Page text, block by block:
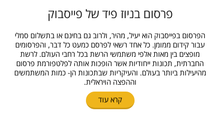
פרסום בניוז פיד של פייסבוק
הפרסום בפייסבוק הוא יעיל, מהיר, ולרוב גם בחינם או בתשלום סמלי
עבור קידום ממומן. כל אחד רשאי לפרסם כמעט כל דבר, והפרסומים
מופצים בין מאות אלפי משתמשי הרשת בכל רחבי העולם. לרשת
החברתית, תכונות ייחודיות אשר הופכות אותה לפלטפורמת פרסום
מהיעילות ביותר בעולם. והעיקריות שבתכונות הן- כמות המשתמשים
וההפצה הויראלית.
קרא עוד